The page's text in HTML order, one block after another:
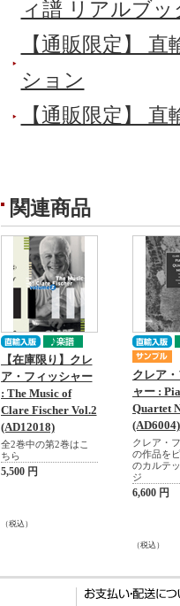
ィ譜 リアルブ
【通販限定】 直
ション
【通販限定】 直
関連商品
【在庫限り】クレ
ア・フィッシャー
: The Music of
Clare Fischer Vol.2
(AD12018)
全2巻中の第2巻はこ
ちら
5,500 円
（税込）
クレア
ャー :
Quartet
(AD6004)
クレア・
の作品を
のカルテ
ジ
6,600 円
（税込）